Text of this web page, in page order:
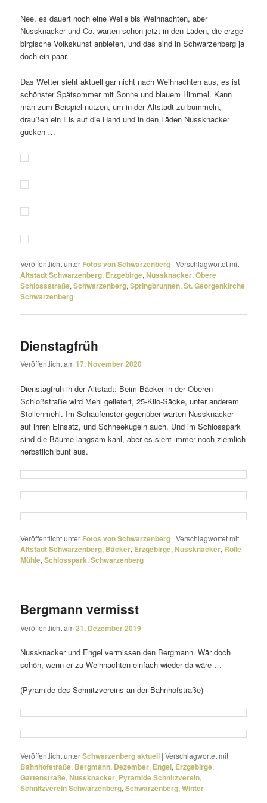
Nee, es dauert noch eine Weile bis Weihnachten, aber
Nussknacker und Co. warten schon jetzt in den Läden, die erzge­
bir­gi­sche Volkskunst anbieten, und das sind in Schwarzenberg ja
doch ein paar.
Das Wetter sieht aktuell gar nicht nach Weihnachten aus, es ist
schönster Spätsommer mit Sonne und blauem Himmel. Kann
man zum Beispiel nutzen, um in der Altstadt zu bummeln,
draußen ein Eis auf die Hand und in den Läden Nussknacker
gucken …
Veröffentlicht unter Fotos von Schwarzenberg |Verschlagwortet mit
Altstadt Schwarzenberg, Erzgebirge,Nussknacker,Obere
Schlossstraße,Schwarzenberg,Springbrunnen,St. Georgenkirche
Schwarzenberg
Dienstagfrüh
Veröffentlicht am17. November 2020
Dienstagfrüh in der Altstadt: Beim Bäcker in der Oberen
Schloßstraße wird Mehl gelie­fert, 25-Kilo-Säcke, unter anderem
Stollenmehl. Im Schaufenster gegen­über warten Nussknacker
auf ihren Einsatz, und Schneekugeln auch. Und im Schlosspark
sind die Bäume langsam kahl, aber es sieht immer noch ziem­lich
herbst­lich bunt aus.
Veröffentlicht unter Fotos von Schwarzenberg |Verschlagwortet mit
Altstadt Schwarzenberg, Bäcker, Erzgebirge,Nussknacker, Rolle
Mühle,Schlosspark,Schwarzenberg
Bergmann vermisst
Veröffentlicht am21. Dezember 2019
Nussknacker und Engel vermissen den Bergmann. Wär doch
schön, wenn er zu Weihnachten einfach wieder da wäre …
(Pyramide des Schnitzvereins an der Bahnhofstraße)
Veröffentlicht unterSchwarzenberg aktuell |Verschlagwortet mit
Bahnhofstraße, Bergmann, Dezember, Engel, Erzgebirge,
Gartenstraße,Nussknacker, Pyramide Schnitzverein,
Schnitzverein Schwarzenberg,Schwarzenberg,Winter